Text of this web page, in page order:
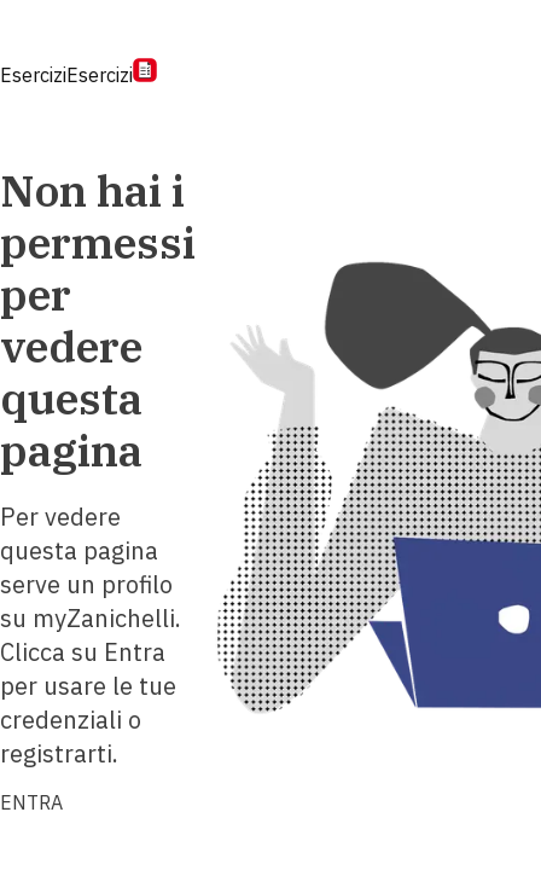
EserciziEsercizi
Non hai i
permessi
per
vedere
questa
pagina
Per vedere
questa pagina
serve un profilo
su myZanichelli.
Clicca su Entra
per usare le tue
credenziali o
registrarti.
ENTRA